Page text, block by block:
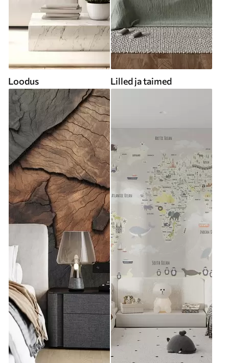
Loodus Lilled ja taimed